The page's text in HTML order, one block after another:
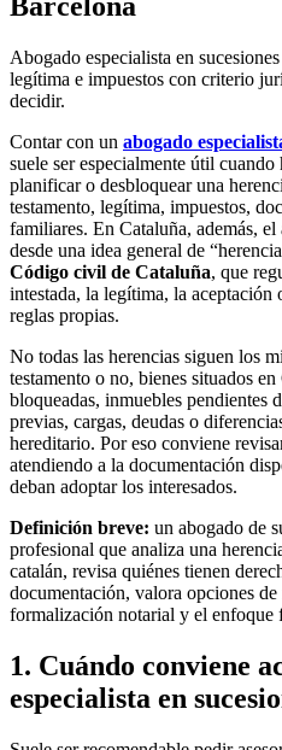
Barcelona
Abogado especialista en
legítima e impuestos con criterio
decidir.
Contar con un abogado
suele ser especialmente útil cuando
planificar o desbloquear una
testamento, legítima, impuestos,
familiares. En Cataluña, además,
desde una idea general de
Código civil de Cataluña, que
intestada, la legítima, la
reglas propias.
No todas las herencias siguen los
testamento o no, bienes situados
bloqueadas, inmuebles pendientes
previas, cargas, deudas o
hereditario. Por eso conviene
atendiendo a la documentación
deban adoptar los interesados.
Definición breve: un abogado de
profesional que analiza una
catalán, revisa quiénes tienen
documentación, valora opciones
formalización notarial y el enfoque
1. Cuándo conviene
especialista en